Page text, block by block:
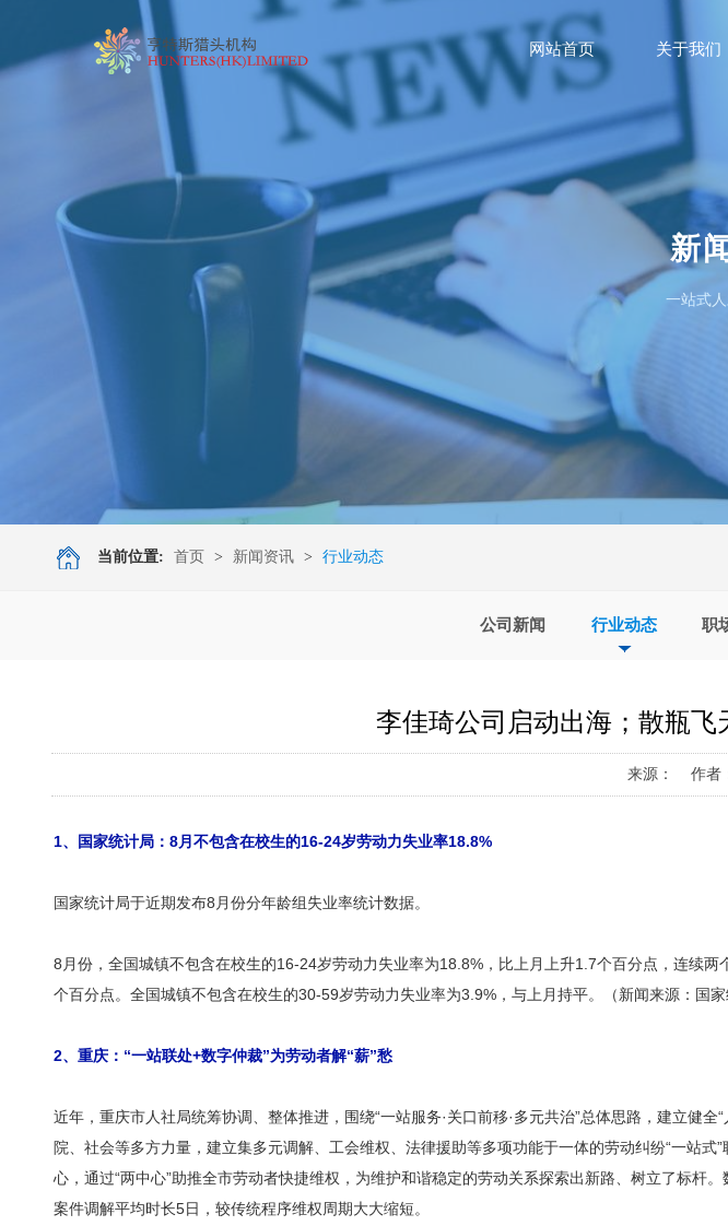
新
一站式
网站首页 关于我们
当前位置: 首页 > 新闻资讯 > 行业动态
公司新闻 行业动态 职
李佳琦公司启动出海；散瓶飞
来源： 作者
1、国家统计局： 8月不包含在校生的16-24岁劳动力失业率18.8%
国家统计局于近期发布8月份分年龄组失业率统计数据。
8月份，全国城镇不包含在校生的16-24岁劳动力失业率为18.8%，比上月上升1.7个百分点，连续
个百分点。全国城镇不包含在校生的30-59岁劳动力失业率为3.9%，与上月持平。（新闻来源：国家
2、重庆：“一站联处+数字仲裁”为劳动者解“薪”愁
近年，重庆市人社局统筹协调、整体推进，围绕“一站服务·关口前移·多元共治”总体思路，建立健
院、社会等多方力量，建立集多元调解、工会维权、法律援助等多项功能于一体的劳动纠纷“一站
心，通过“两中心”助推全市劳动者快捷维权，为维护和谐稳定的劳动关系探索出新路、树立了标杆
案件调解平均时长5日，较传统程序维权周期大大缩短。